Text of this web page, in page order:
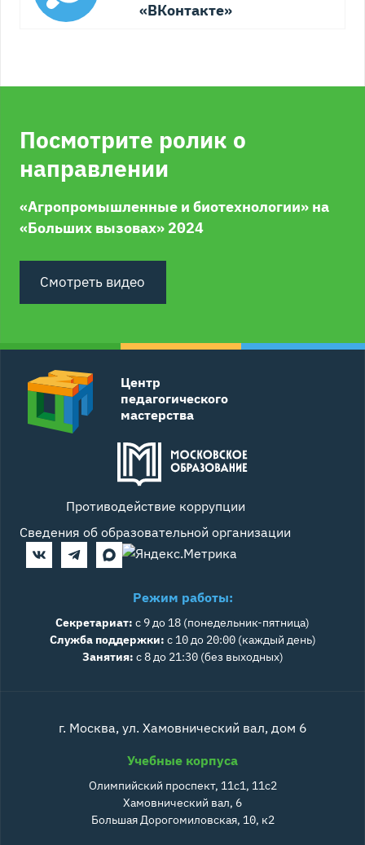
«ВКонтакте»
Посмотрите ролик о
направлении
«Агропромышленные и биотехнологии» на
«Больших вызовах» 2024
Смотреть видео
Центр
педагогического
мастерства
Противодействие коррупции
Сведения об образовательной организации
Режим работы:
Секретариат: с 9 до 18 (понедельник-пятница)
Служба поддержки: с 10 до 20:00 (каждый день)
Занятия: с 8 до 21:30 (без выходных)
г. Москва, ул. Хамовнический вал, дом 6
Учебные корпуса
Олимпийский проспект, 11с1, 11с2
Хамовнический вал, 6
Большая Дорогомиловская, 10, к2